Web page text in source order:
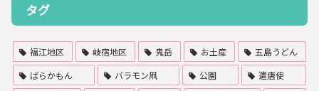
タグ
福江地区 岐宿地区 鬼岳 お土産
五島うどん
ばらかもん
バラモン凧 公園
遣唐使